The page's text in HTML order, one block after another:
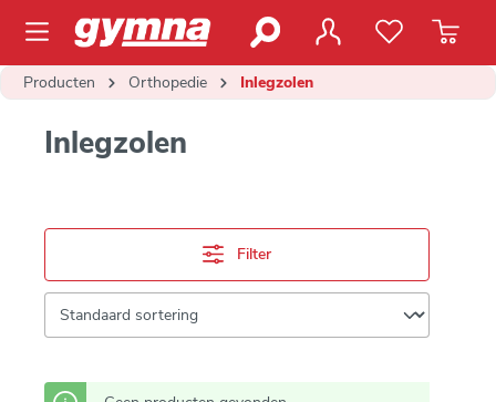
hoofdinhoud
Producten Orthopedie Inlegzolen
Inlegzolen
Filter